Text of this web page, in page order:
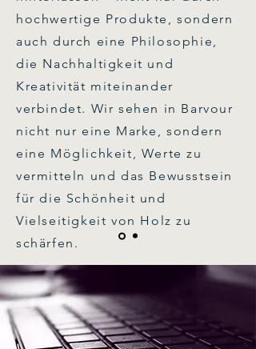
hochwertige Produkte, sondern
auch durch eine Philosophie,
die Nachhaltigkeit und
Kreativität miteinander
verbindet. Wir sehen in Barvour
nicht nur eine Marke, sondern
eine Möglichkeit, Werte zu
vermitteln und das Bewusstsein
für die Schönheit und
Vielseitigkeit von Holz zu
schärfen.